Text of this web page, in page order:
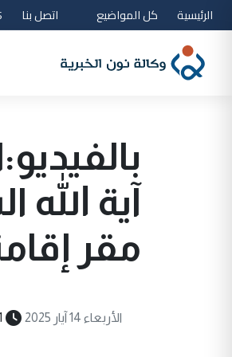
الرئيسية كل المواضيع اتصل بنا
آية
مقر
الأربعاء 14 آيار 2025 1